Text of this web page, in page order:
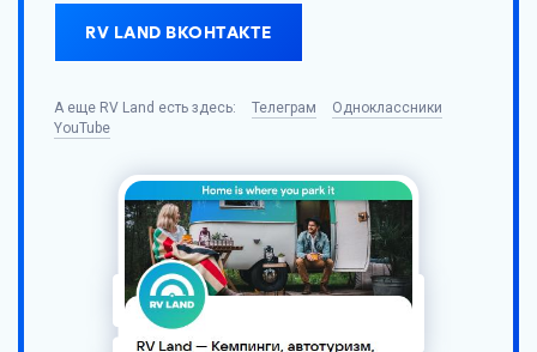
RV LAND ВКОНТАКТЕ
А еще RV Land есть здесь: Телеграм
Одноклассники
YouTube